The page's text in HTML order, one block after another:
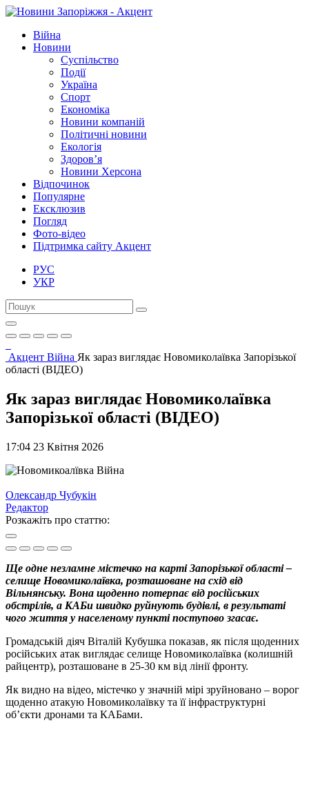
Війна
Новини
Суспільство
Події
Україна
Спорт
Економіка
Новини компаній
Політичні новини
Екологія
Здоров’я
Новини Херсона
Відпочинок
Популярне
Ексклюзив
Погляд
Фото-відео
Підтримка сайту Акцент
РУС
УКР
Акцент Війна Як зараз виглядає Новомиколаївка Запорізької
області (ВІДЕО)
Як зараз виглядає Новомиколаївка
Запорізької області (ВІДЕО)
17:04 23 Квітня 2026
Війна
Олександр Чубукін
Редактор
Розкажіть про статтю:
Ще одне незламне містечко на карті Запорізької області –
селище Новомиколаївка, розташоване на схід від
Вільнянську. Вона щоденно потерпає від російських
обстрілів, а КАБи швидко руйнують будівлі, в результаті
чого життя у населеному пункті поступово згасає.
Громадській діяч Віталій Кубушка показав, як після щоденних
російських атак виглядає селище Новомиколаївка (колишній
райцентр), розташоване в 25-30 км від лінії фронту.
Як видно на відео, містечко у значній мірі зруйновано – ворог
щоденно атакую Новомиколаївку та її інфраструктурні
об’єкти дронами та КАБами.